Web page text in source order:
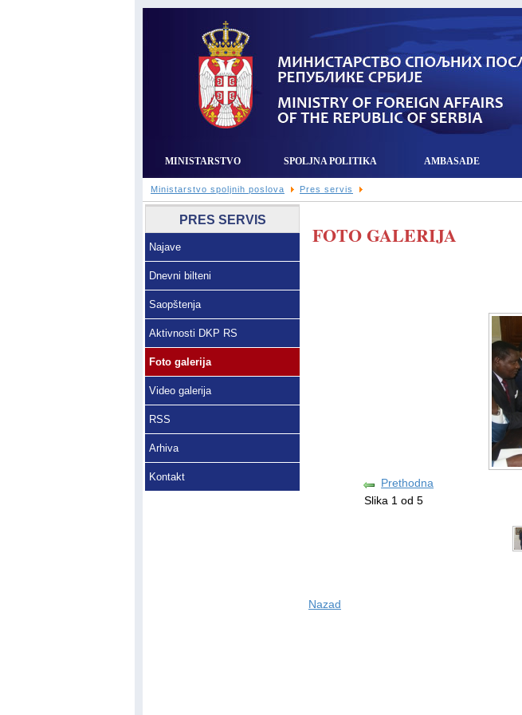
MINISTARSTVO SPOLJNA POLITIKA AMBASADE
Ministarstvo spoljnih poslova Pres servis
PRES SERVIS
Najave
Dnevni bilteni
Saopštenja
Aktivnosti DKP RS
Foto galerija
Video galerija
RSS
Arhiva
Kontakt
FOTO GALERIJA
Prethodna
Slika 1 od 5
Nazad